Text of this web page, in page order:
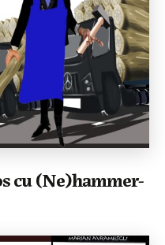
cu (Ne)hammer-